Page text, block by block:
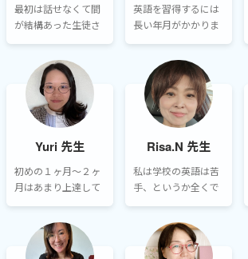
最初は話せなくて間
が結構あった生徒さ
ださって、会話が出
来るようになりまし
た。
英語を習得するには
長い年月がかかりま
アドバイスをきちん
ときいてこつこつ学
んでいけば、日常英
会話程度なら数年で
しょう。
Yuri 先生
初めの１ヶ月〜２ヶ
月はあまり上達して
と思いますが、３ヶ
月目には前より少し
Risa.N 先生
私は学校の英語は苦
手、というか全くで
った・・・。